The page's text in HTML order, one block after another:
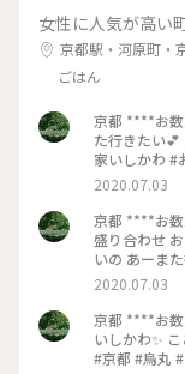
女性に人気が高い
京都駅・河原町・
ごはん
京都 ****お数家 いしかわ
た行きたい💕 大好
家いしかわ #
2020.07.03
京都 ****お数家 いしかわ
盛り合わせ
いの あーまた行きたい💕💕💕 #京都 #烏丸 #お数家いしかわ #
おばんざい #
2020.07.03
京都 ****お数家 いしかわ
いしかわ✨ ここでごはん🍽️食べたくて ﾗﾝﾁ軽め&ﾎﾃﾙはから京✨
#京都 #烏丸